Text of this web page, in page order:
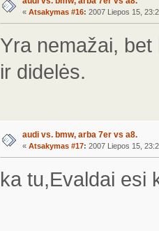
« Atsakymas #16: 2007 Liepos 15,
Yra nemažai,
ir didelės.
audi vs. bmw, arba 7er vs a8.
« Atsakymas #17: 2007 Liepos 15,
ka tu,Evaldai esi